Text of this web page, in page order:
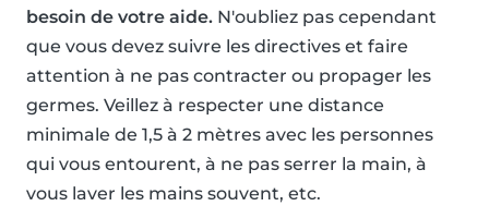
besoin de votre aide. N'oubliez pas cependant
que vous devez suivre les directives et faire
attention à ne pas contracter ou propager les
germes. Veillez à respecter une distance
minimale de 1,5 à 2 mètres avec les personnes
qui vous entourent, à ne pas serrer la main, à
vous laver les mains souvent, etc.